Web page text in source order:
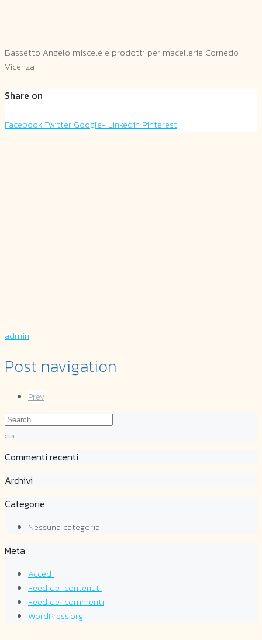
Bassetto Angelo miscele e prodotti per macellerie Cornedo
Vicenza
Share on
FacebookTwitter Google+ Linkedin Pinterest
admin
Post navigation
Prev
Commenti recenti
Archivi
Categorie
Nessuna categoria
Meta
Accedi
Feed dei contenuti
Feed dei commenti
WordPress.org